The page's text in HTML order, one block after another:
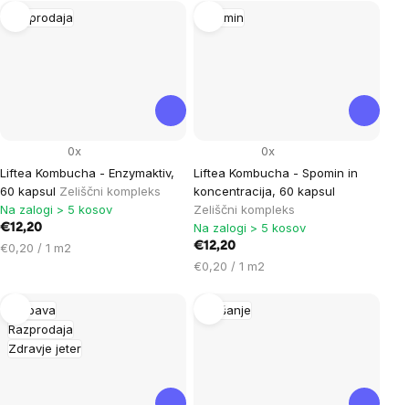
enoto:
Razprodaja
Liftea Kombucha - Enzymaktiv,
60 kapsul Zeliščni kompleks
0x
Na zalogi > 5 kosov
€12,20
Cena
€0,20 / 1 m2
Spomin
Liftea Kombucha - Spomin in
koncentracija, 60 kapsul
Zeliščni kompleks
0x
Na zalogi > 5 kosov
€12,20
Cena
enoto:
€0,20 / 1 m2
Prebava
Razprodaja
Zdravje jeter
Hujšanje